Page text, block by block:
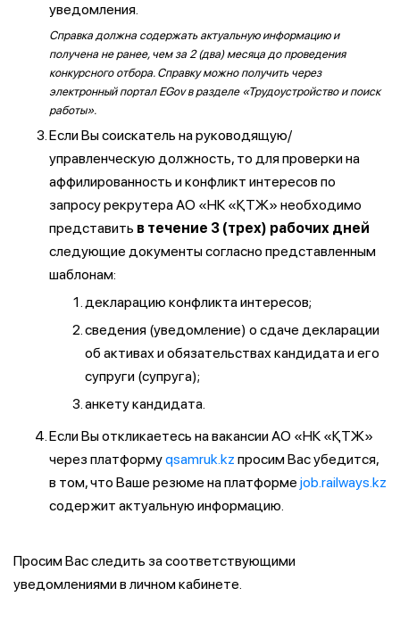
уведомления.
Справка должна содержать актуальную информацию и
получена не ранее, чем за 2 (два) месяца до проведения
конкурсного отбора. Справку можно получить через
электронный портал EGov в разделе «Трудоустройство и поиск
работы».
Если Вы соискатель на руководящую/
управленческую должность, то для проверки на
аффилированность и конфликт интересов по
запросу рекрутера АО «НК «ҚТЖ» необходимо
представить в течение 3 (трех) рабочих дней
следующие документы согласно представленным
шаблонам:
декларацию конфликта интересов;
сведения (уведомление) о сдаче декларации
об активах и обязательствах кандидата и его
супруги (супруга);
анкету кандидата.
Если Вы откликаетесь на вакансии АО «НК «ҚТЖ»
через платформуqsamruk.kz просим Вас убедится,
в том, что Ваше резюме на платформе job.railways.kz
содержит актуальную информацию.
Просим Вас следить за соответствующими
уведомлениями в личном кабинете.